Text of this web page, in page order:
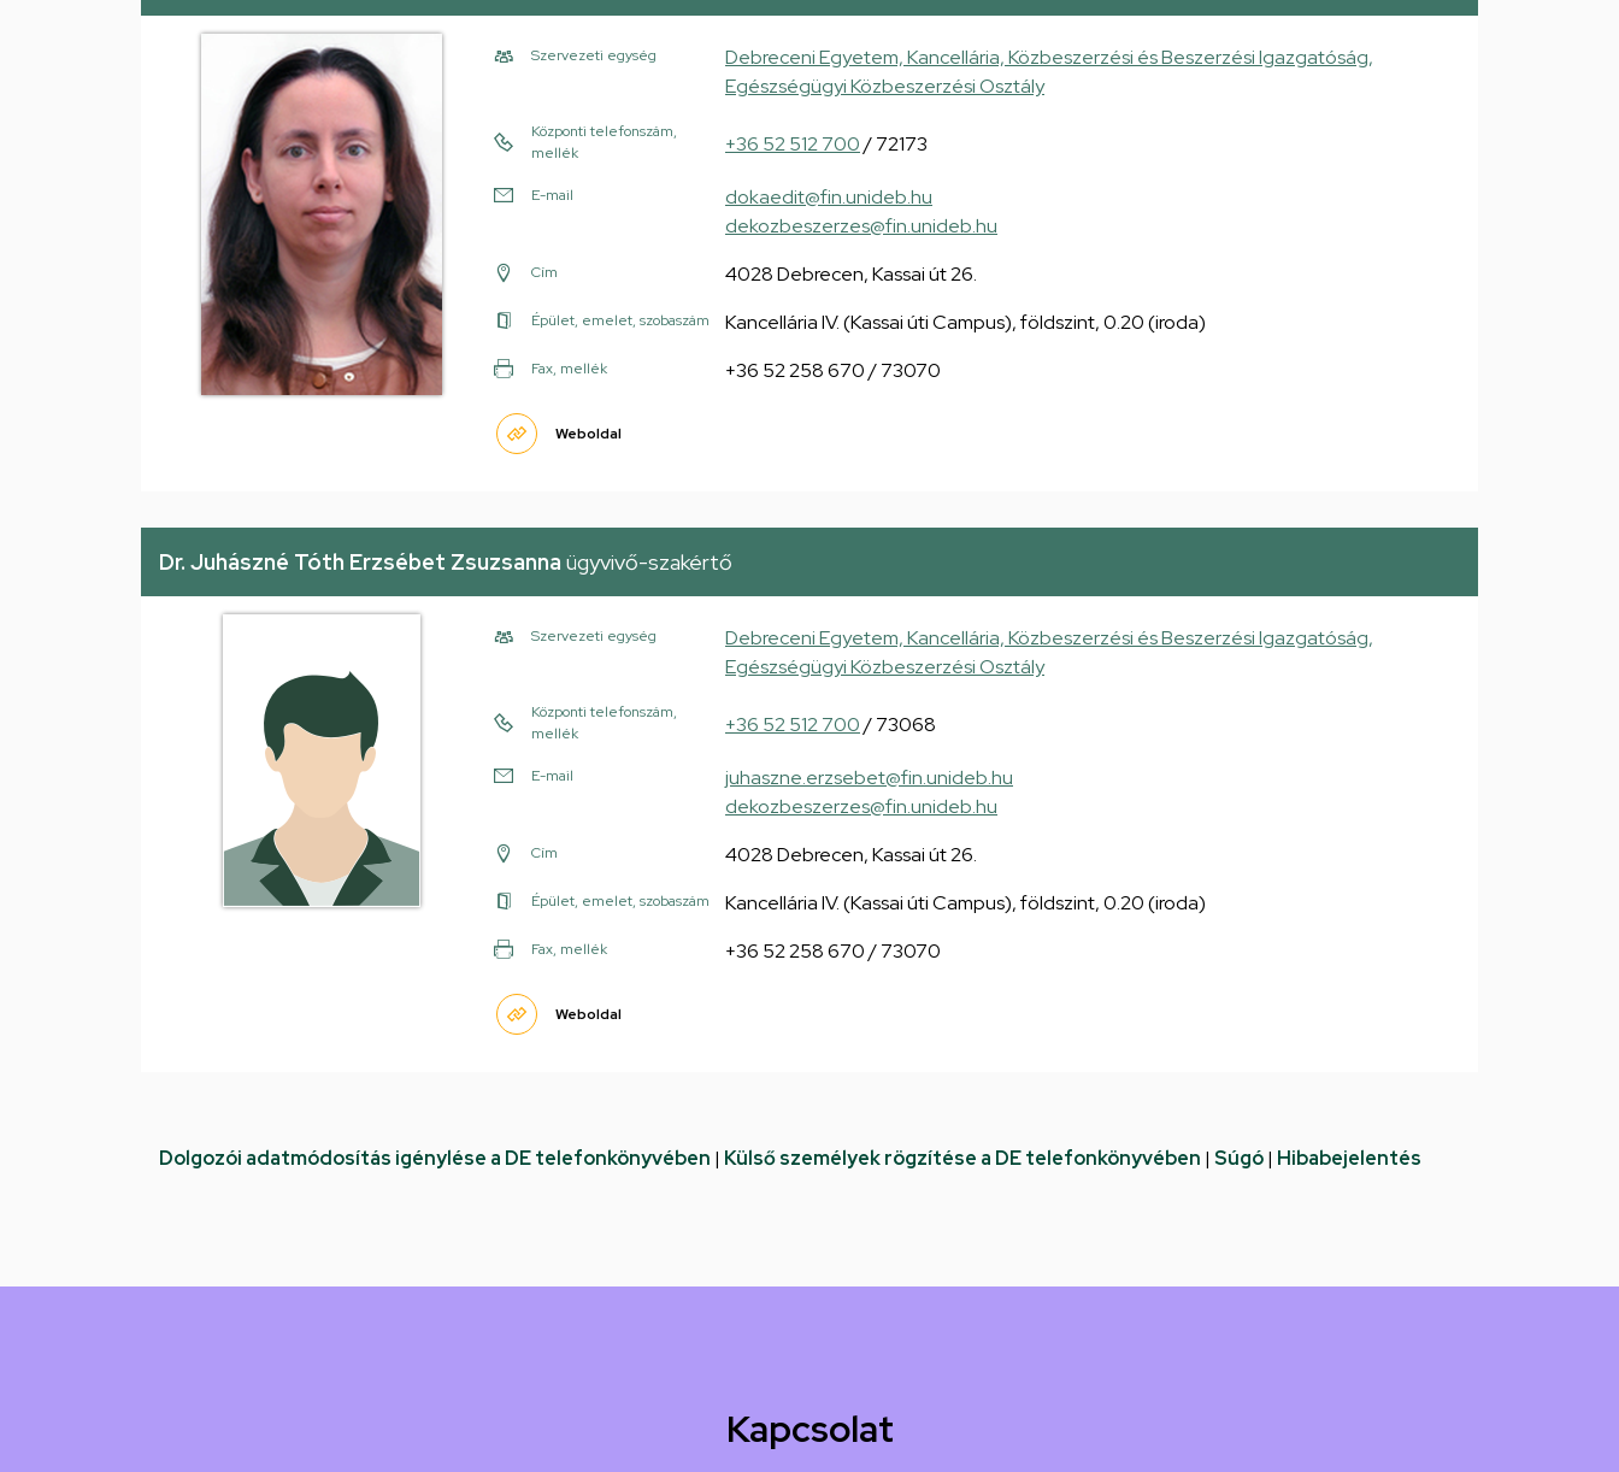
Szervezeti egység
Debreceni Egyetem, Kancellária, Közbeszerzési és Beszerzési Igazgatóság,
Egészségügyi Közbeszerzési Osztály
Központi telefonszám,
mellék
+36 52 512 700/ 72173
E-mail
dokaedit@fin.unideb.hu
dekozbeszerzes@fin.unideb.hu
Cím 4028 Debrecen, Kassai út 26.
Épület, emelet, szobaszám Kancellária IV. (Kassai úti Campus), földszint, 0.20 (iroda)
Fax, mellék +36 52 258 670 / 73070
Weboldal
Dr. Juhászné Tóth Erzsébet Zsuzsanna ügyvivő-szakértő
Szervezeti egység
Debreceni Egyetem, Kancellária, Közbeszerzési és Beszerzési Igazgatóság,
Egészségügyi Közbeszerzési Osztály
Központi telefonszám,
mellék
+36 52 512 700/ 73068
E-mail
juhaszne.erzsebet@fin.unideb.hu
dekozbeszerzes@fin.unideb.hu
Cím 4028 Debrecen, Kassai út 26.
Épület, emelet, szobaszám Kancellária IV. (Kassai úti Campus), földszint, 0.20 (iroda)
Fax, mellék +36 52 258 670 / 73070
Weboldal
Dolgozói adatmódosítás igénylése a DE telefonkönyvében | Külső személyek rögzítése a DE telefonkönyvében | Súgó| Hibabejelentés
Kapcsolat